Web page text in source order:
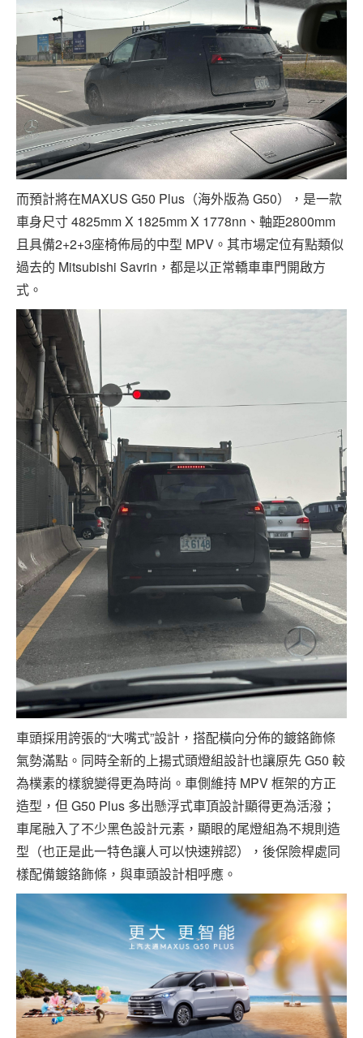
而預計將在MAXUS G50 Plus（海外版為 G50），是一款
車身尺寸 4825mm X 1825mm X 1778nn、軸距2800mm
且具備2+2+3座椅佈局的中型 MPV。其市場定位有點類似
過去的 Mitsubishi Savrin，都是以正常轎車車門開啟方
式。
車頭採用誇張的“大嘴式”設計，搭配橫向分佈的鍍鉻飾條
氣勢滿點。同時全新的上揚式頭燈組設計也讓原先 G50 較
為樸素的樣貌變得更為時尚。車側維持 MPV 框架的方正
造型，但 G50 Plus 多出懸浮式車頂設計顯得更為活潑；
車尾融入了不少黑色設計元素，顯眼的尾燈組為不規則造
型（也正是此一特色讓人可以快速辨認），後保險桿處同
樣配備鍍鉻飾條，與車頭設計相呼應。